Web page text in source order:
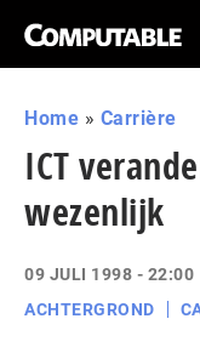
Home » Carrière
ICT
wezenlijk
09 JULI 1998 - 22:00
ACHTERGROND